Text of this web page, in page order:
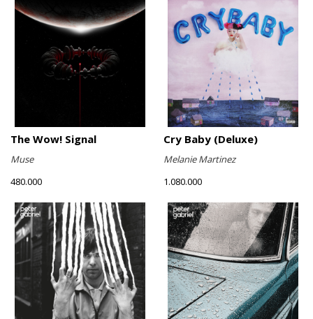
The Wow! Signal
Muse
480.000
Cry Baby (Deluxe)
Melanie Martinez
1.080.000